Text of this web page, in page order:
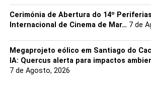
aos parceiros: os Agrupamentos de
do Bonfim, aos voluntários e a todos os
terem contribuído para o sucesso
Obrigada a todos por nos ajudarem a
um lugar de encontro, partilha e
mais humano.
Cerimónia de Abertura do 14º
Internacional de Cinema de Mar… 7 de
Megaprojeto eólico em Santiago do
IA: Quercus alerta para impactos
7 de Agosto, 2026